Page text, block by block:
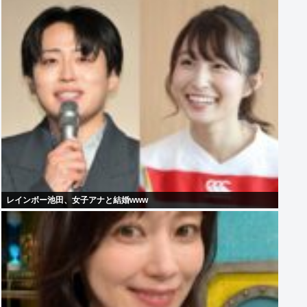
レインボー池田、女子アナと結婚www